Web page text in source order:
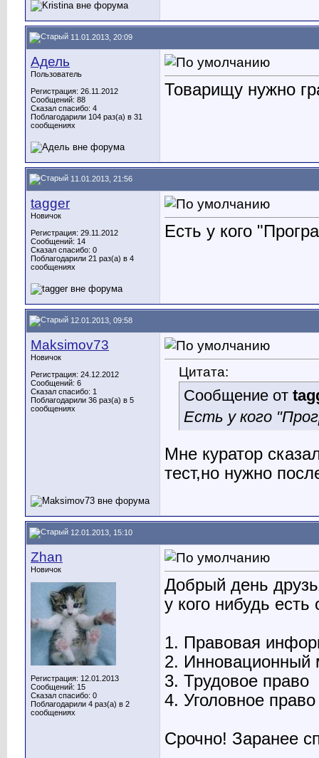
11.01.2013, 20:09
Адель
Пользователь
Регистрация: 26.11.2012
Сообщений: 88
Сказал спасибо: 4
Поблагодарили 104 раз(а) в 31
сообщениях
Товарищу нужно
11.01.2013, 21:56
tagger
Новичок
Регистрация: 29.11.2012
Сообщений: 14
Сказал спасибо: 0
Поблагодарили 21 раз(а) в 4
сообщениях
Есть у кого
12.01.2013, 09:58
Maksimov73
Новичок
Регистрация: 24.12.2012
Сообщений: 6
Сказал спасибо: 1
Поблагодарили 36 раз(а) в 5
сообщениях
Цитата:
Сообщение от
Есть у кого
Мне куратор
тест,но нужно
12.01.2013, 15:10
Zhan
Новичок
Регистрация: 12.01.2013
Сообщений: 15
Сказал спасибо: 0
Поблагодарили 4 раз(а) в 2
сообщениях
Добрый день
у кого нибудь
1. Правовая
2. Инновационный
3. Трудовое право
4. Уголовное право
Срочно! Заранее